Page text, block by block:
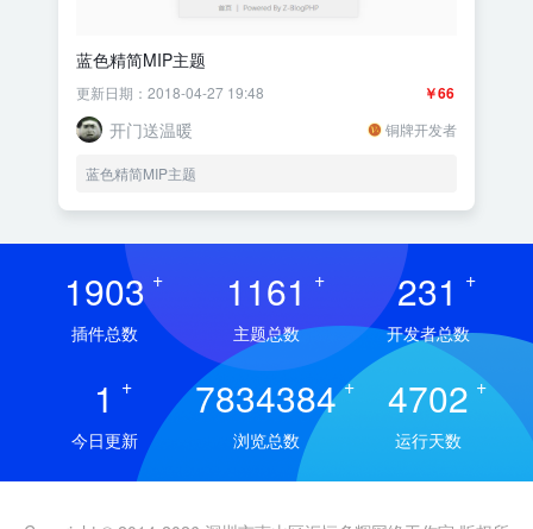
蓝色精简MIP主题
￥66
更新日期：2018-04-27 19:48
开门送温暖 铜牌开发者
蓝色精简MIP主题
1903 +
插件总数
1161 +
主题总数
231 +
开发者总数
1 +
今日更新
7834384 +
浏览总数
4702 +
运行天数